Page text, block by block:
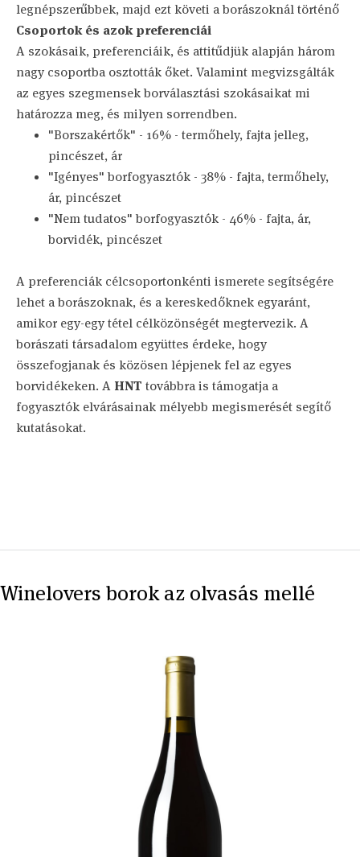
legnépszerűbbek, majd ezt követi a borászoknál történő
Csoportok és azok preferenciái
A szokásaik, preferenciáik, és attitűdjük alapján három
nagy csoportba osztották őket. Valamint megvizsgálták
az egyes szegmensek borválasztási szokásaikat mi
határozza meg, és milyen sorrendben.
"Borszakértők" - 16% - termőhely, fajta jelleg,
pincészet, ár
"Igényes" borfogyasztók - 38% - fajta, termőhely,
ár, pincészet
"Nem tudatos" borfogyasztók - 46% - fajta, ár,
borvidék, pincészet
A preferenciák célcsoportonkénti ismerete segítségére
lehet a borászoknak, és a kereskedőknek egyaránt,
amikor egy-egy tétel célközönségét megtervezik. A
borászati társadalom együttes érdeke, hogy
összefogjanak és közösen lépjenek fel az egyes
borvidékeken. A HNT továbbra is támogatja a
fogyasztók elvárásainak mélyebb megismerését segítő
kutatásokat.
Winelovers borok az olvasás mellé